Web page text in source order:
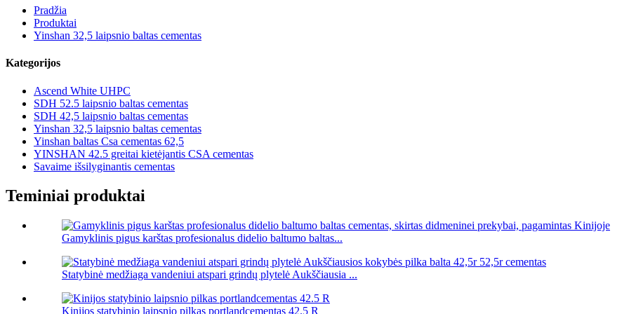
Pradžia
Produktai
Yinshan 32,5 laipsnio baltas cementas
Kategorijos
Ascend White UHPC
SDH 52.5 laipsnio baltas cementas
SDH 42,5 laipsnio baltas cementas
Yinshan 32,5 laipsnio baltas cementas
Yinshan baltas Csa cementas 62,5
YINSHAN 42.5 greitai kietėjantis CSA cementas
Savaime išsilyginantis cementas
Teminiai produktai
Gamyklinis pigus karštas profesionalus didelio baltumo baltas...
Statybinė medžiaga vandeniui atspari grindų plytelė Aukščiausia ...
Kinijos statybinio laipsnio pilkas portlandcementas 42.5 R